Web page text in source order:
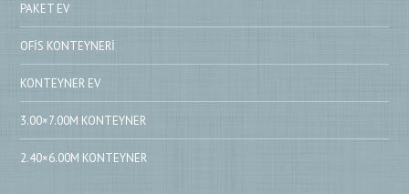
PAKET EV
OFIS KONTEYNERI
KONTEYNER EV
3.00×7.00M KONTEYNER
2.40×6.00M KONTEYNER